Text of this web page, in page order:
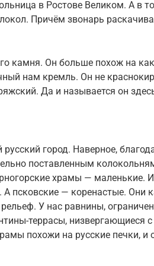
в Ростове Великом. А в
Причём звонарь
камня. Он больше похож на
нам кремль. Он не
Да и называется он
город. Наверное,
поставленным
храмы — маленькие.
А псковские — коренастые. Они
У нас равнины,
террасы, низвергающиеся
похожи на русские печки, и